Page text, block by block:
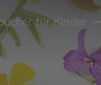
für Kinder